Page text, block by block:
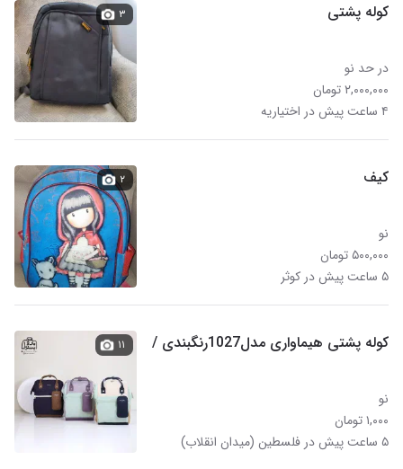
کوله پشتی
در حد نو
۲,۰۰۰,۰۰۰ تومان
۴ ساعت پیش در اختیاریه
۳
کیف
نو
۵۰۰,۰۰۰ تومان
۵ ساعت پیش در کوثر
۲
کوله پشتی هیماواری مدل1027رنگبندی /
نو
۱,۰۰۰ تومان
۵ ساعت پیش در فلسطین (میدان انقلاب)
۱۱